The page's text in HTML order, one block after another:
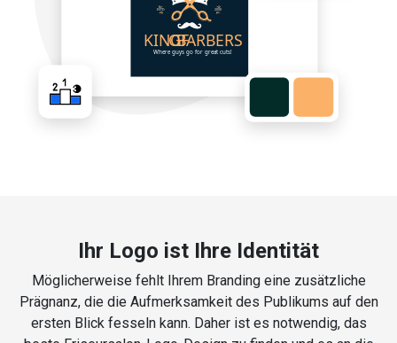
Ihr Logo ist Ihre Identität
Möglicherweise fehlt Ihrem Branding eine zusätzliche
Prägnanz, die die Aufmerksamkeit des Publikums auf den
ersten Blick fesseln kann. Daher ist es notwendig, das